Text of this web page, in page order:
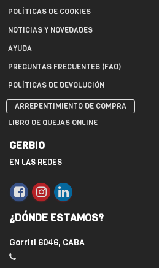
POLÍTICAS DE COOKIES
NOTICIAS Y NOVEDADES
AYUDA
PREGUNTAS FRECUENTES (FAQ)
POLÍTICAS DE DEVOLUCIÓN
ARREPENTIMIENTO DE COMPRA
LIBRO DE QUEJAS ONLINE
GERBIO
EN LAS REDES
¿DÓNDE ESTAMOS?
Gorriti 6046, CABA